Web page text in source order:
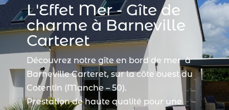
L'Effet Mer - Gîte de
charme à Barneville
Carteret
Découvrez notre gîte en bord de mer à
Barneville Carteret, sur la côte ouest du
Cotentin (Manche – 50).
Prestation de haute qualité pour une